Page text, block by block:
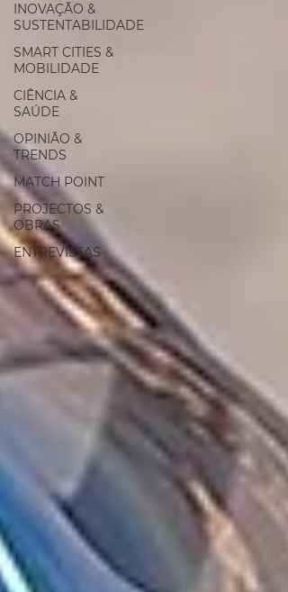
INOVAÇÃO &
SUSTENTABILIDADE
SMART CITIES &
MOBILIDADE
CIÊNCIA &
SAÚDE
OPINIÃO &
TRENDS
MATCH POINT
PROJECTOS &
OBRAS
ENTREVISTAS